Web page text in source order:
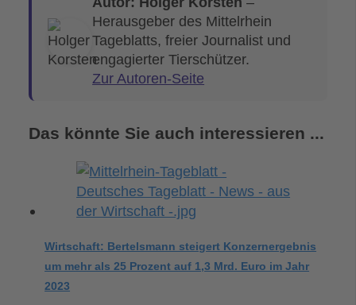
Herausgeber des Mittelrhein
Tageblatts, freier Journalist und
engagierter Tierschützer.
Zur Autoren-Seite
Das könnte Sie auch interessieren ...
Wirtschaft: Bertelsmann steigert Konzernergebnis
um mehr als 25 Prozent auf 1,3 Mrd. Euro im Jahr
2023